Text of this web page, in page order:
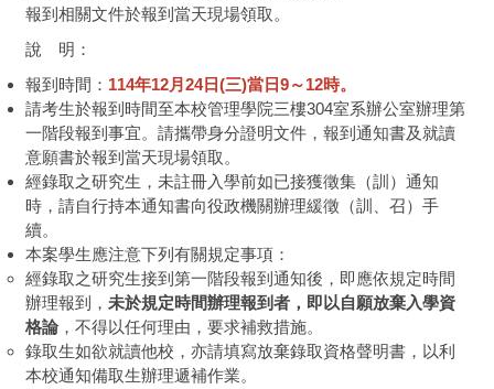
報到相關文件於報到當天現場領取。
說 明：
報到時間： 114年12月24日(三)當日9～12時。
請考生於報到時間至本校管理學院三樓304室系辦公室辦理第
一階段報到事宜。請攜帶身分證明文件，報到通知書及就讀
意願書於報到當天現場領取。
經錄取之研究生，未註冊入學前如已接獲徵集（訓）通知
時，請自行持本通知書向役政機關辦理緩徵（訓、召）手
續。
本案學生應注意下列有關規定事項：
經錄取之研究生接到第一階段報到通知後，即應依規定時間
辦理報到， 未於規定時間辦理報到者，即以自願放棄入學資
格論，不得以任何理由，要求補救措施。
錄取生如欲就讀他校，亦請填寫放棄錄取資格聲明書，以利
本校通知備取生辦理遞補作業。